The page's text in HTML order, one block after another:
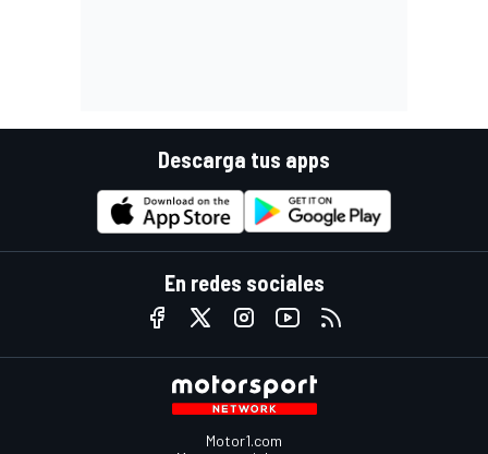
Descarga tus apps
En redes sociales
Motor1.com